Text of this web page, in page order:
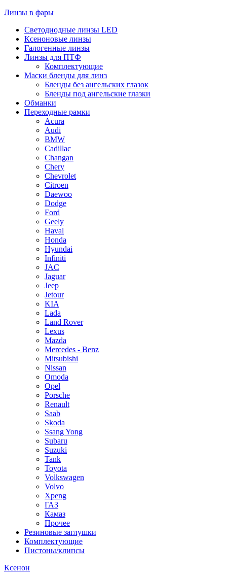
Линзы в фары
Светодиодные линзы LED
Ксеноновые линзы
Галогенные линзы
Линзы для ПТФ
Комплектующие
Маски бленды для линз
Бленды без ангельских глазок
Бленды под ангельские глазки
Обманки
Переходные рамки
Acura
Audi
BMW
Cadillac
Changan
Chery
Chevrolet
Citroen
Daewoo
Dodge
Ford
Geely
Haval
Honda
Hyundai
Infiniti
JAC
Jaguar
Jeep
Jetour
KIA
Lada
Land Rover
Lexus
Mazda
Mercedes - Benz
Mitsubishi
Nissan
Omoda
Opel
Porsche
Renault
Saab
Skoda
Ssang Yong
Subaru
Suzuki
Tank
Toyota
Volkswagen
Volvo
Xpeng
ГАЗ
Камаз
Прочее
Резиновые заглушки
Комплектующие
Пистоны/клипсы
Ксенон